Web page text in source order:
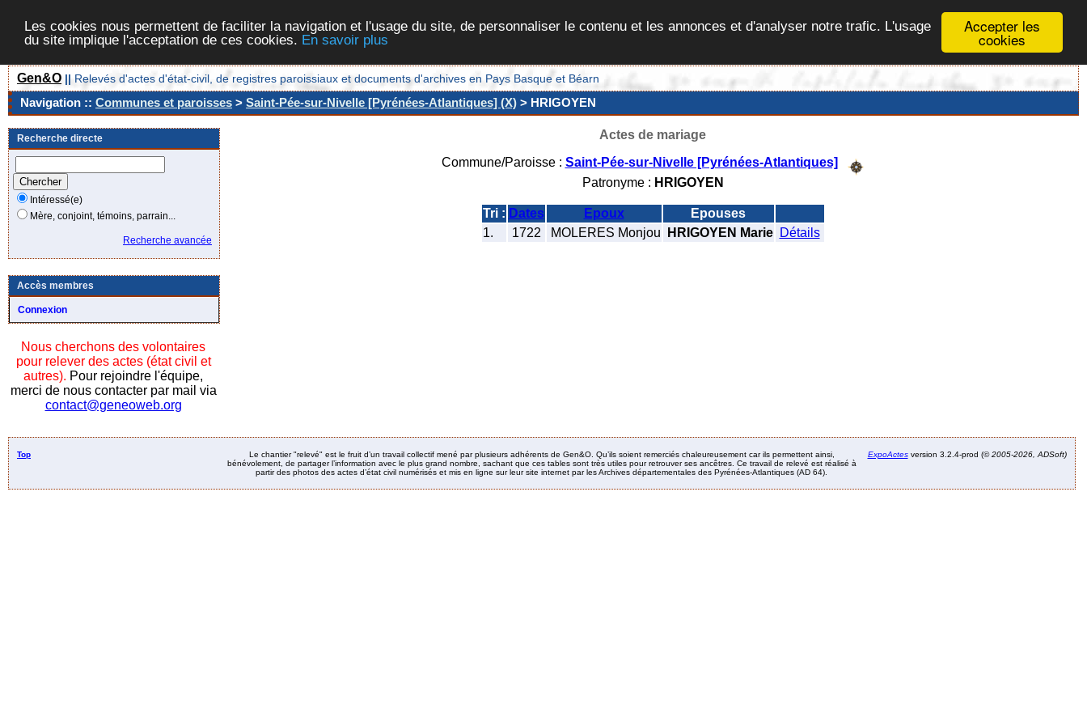
Accepter les
cookies
Les cookies nous permettent de faciliter la navigation et l'usage du site, de personnaliser le contenu et les annonces et d'analyser notre trafic. L'usage
du site implique l'acceptation de ces cookies. En savoir plus
Gen&O || Relevés d'actes d'état-civil, de registres paroissiaux et documents d'archives en Pays Basque et Béarn
Navigation :: Communes et paroisses > Saint-Pée-sur-Nivelle [Pyrénées-Atlantiques] (X) > HRIGOYEN
Recherche directe
Intéressé(e)
Mère, conjoint, témoins, parrain...
Recherche avancée
Accès membres
Connexion
Nous cherchons des volontaires
pour relever des actes (état civil et
autres). Pour rejoindre l'équipe,
merci de nous contacter par mail via
contact@geneoweb.org
Actes de mariage
Commune/Paroisse : Saint-Pée-sur-Nivelle [Pyrénées-Atlantiques]
Patronyme : HRIGOYEN
Tri : Dates Epoux
Epouses
1.
1722 MOLERES Monjou HRIGOYEN Marie Détails
Top
Le chantier "relevé" est le fruit d’un travail collectif mené par plusieurs adhérents de Gen&O. Qu’ils soient remerciés chaleureusement car ils permettent ainsi,
bénévolement, de partager l’information avec le plus grand nombre, sachant que ces tables sont très utiles pour retrouver ses ancêtres. Ce travail de relevé est réalisé à
partir des photos des actes d’état civil numérisés et mis en ligne sur leur site internet par les Archives départementales des Pyrénées-Atlantiques (AD 64).
ExpoActesversion 3.2.4-prod (©2005-2026, ADSoft)